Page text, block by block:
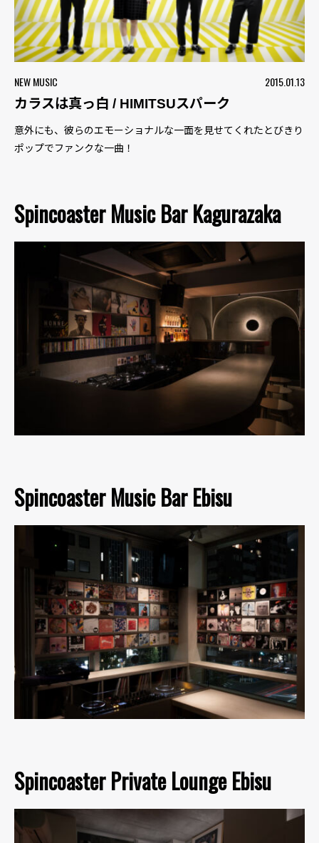
NEW MUSIC
2015.01.13
カラスは真っ白 / HIMITSUスパーク
意外にも、彼らのエモーショナルな一面を見せてくれたとびきり
ポップでファンクな一曲！
Spincoaster Music Bar Kagurazaka
Spincoaster Music Bar Ebisu
Spincoaster Private Lounge Ebisu